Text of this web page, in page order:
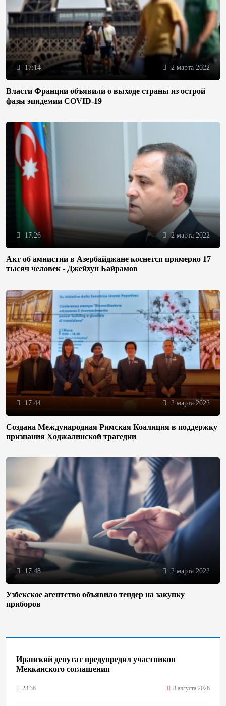
17:14 2 марта 2022
Власти Франции объявили о выходе страны из острой
фазы эпидемии COVID-19
17:26 2 марта 2022
Акт об амнистии в Азербайджане коснется примерно 17
тысяч человек - Джейхун Байрамов
17:44 2 марта 2022
Создана Международная Римская Коалиция в поддержку
признания Ходжалинской трагедии
17:48 2 марта 2022
Узбекское агентство объявило тендер на закупку
приборов
Иранский депутат предупредил участников
Мекканского соглашения
23:36 8 августа 2026